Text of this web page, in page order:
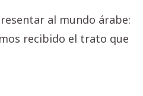
al mundo árabe:
recibido el trato que